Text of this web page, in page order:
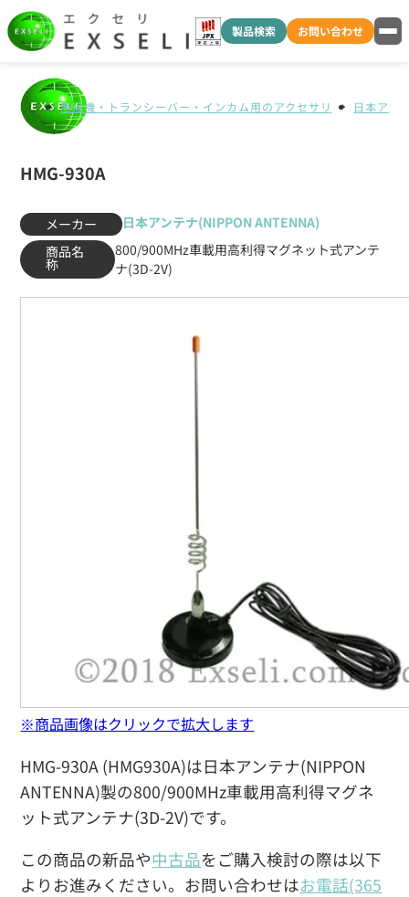
製品検索 お問い合わせ
無線機・トランシーバー・インカム用のアクセサリ 日本アン
HMG-930A
メーカー
日本アンテナ(NIPPON ANTENNA)
商品名
称
800/900MHz車載用高利得マグネット式アンテ
ナ(3D-2V)
HMG-930A (HMG930A)は日本アンテナ(NIPPON
ANTENNA)製の800/900MHz車載用高利得マグネ
ット式アンテナ(3D-2V)です。
この商品の新品や中古品をご購入検討の際は以下
よりお進みください。お問い合わせはお電話(365
※商品画像はクリックで拡大します